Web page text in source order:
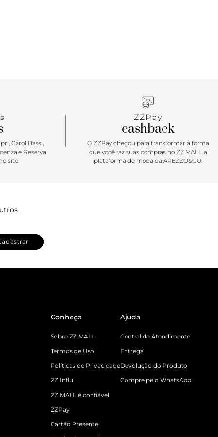
Carol Bassi,
e Reserva
site
ZZPay
cashback
O ZZPay chegou para transformar a forma
que você faz suas compras no ZZ MALL, a
plataforma de moda da AREZZO&CO.
Conheça
Sobre ZZ MALL
Termos de Uso
Políticas de Privacidade
ZZ Influ
ZZ MALL é confiável
ZZPay
Cartão Presente
Ajuda
Central de Atendimento
Entrega
Devolução do Produto
Compre pelo WhatsApp